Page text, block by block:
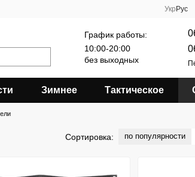
Укр Рус
График работы:
10:00-20:00
без выходных
Зимнее Тактическое
Сортировка: по популярности